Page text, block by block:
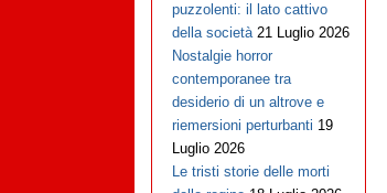
puzzolenti: il lato cattivo
della società 21 Luglio 2026
Nostalgie horror
contemporanee tra
desiderio di un altrove e
riemersioni perturbanti 19
Luglio 2026
Le tristi storie delle morti